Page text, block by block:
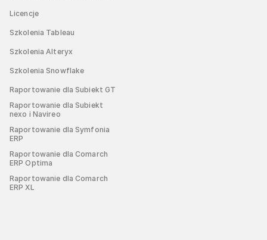
Licencje
Szkolenia Tableau
Szkolenia Alteryx
Szkolenia Snowflake
Raportowanie dla Subiekt GT
Raportowanie dla Subiekt
nexo i Navireo
Raportowanie dla Symfonia
ERP
Raportowanie dla Comarch
ERP Optima
Raportowanie dla Comarch
ERP XL